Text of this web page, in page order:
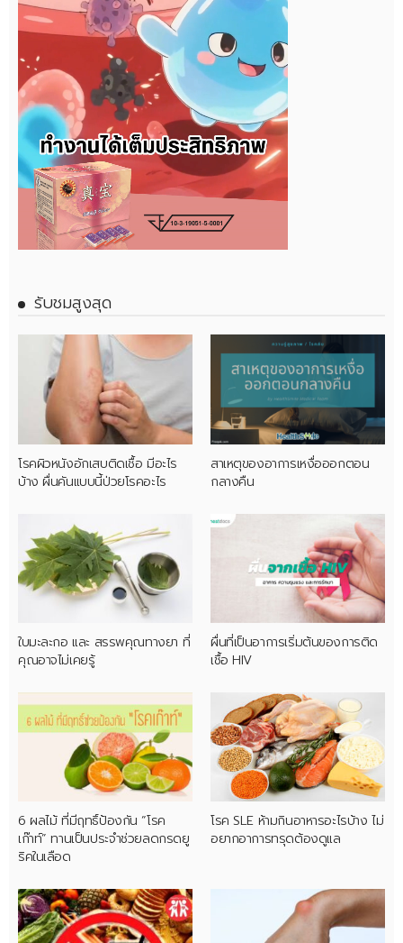
รับชมสูงสุด
โรคผิวหนังอักเสบติดเชื้อ มีอะไร
บ้าง ผื่นคันแบบนี้ป่วยโรคอะไร
สาเหตุของอาการเหงื่อออกตอน
กลางคืน
ใบมะละกอ และ สรรพคุณทางยา ที่
คุณอาจไม่เคยรู้
ผื่นที่เป็นอาการเริ่มต้นของการติด
เชื้อ HIV
6 ผลไม้ ที่มีฤทธิ์ป้องกัน “โรค
เก๊าท์” ทานเป็นประจำช่วยลดกรดยู
ริคในเลือด
โรค SLE ห้ามกินอาหารอะไรบ้าง ไม่
อยากอาการทรุดต้องดูแล